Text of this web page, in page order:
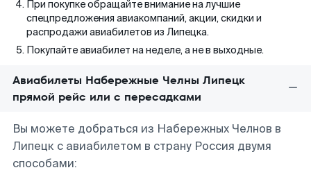
При покупке обращайте внимание на лучшие
спецпредложения авиакомпаний, акции, скидки и
распродажи авиабилетов из Липецка.
Покупайте авиабилет на неделе, а не в выходные.
Авиабилеты Набережные Челны Липецк
прямой рейс или с пересадками
Вы можете добраться из Набережных Челнов в
Липецк с авиабилетом в страну Россия двумя
способами: